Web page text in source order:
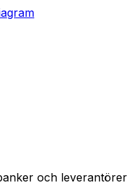
och leverantörer